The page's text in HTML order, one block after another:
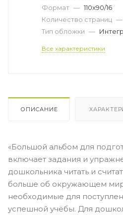
Формат — 110x90/16
Количество страниц —
Тип обложки —
Все характеристики
ОПИСАНИЕ
«Большой альбом для
включает задания и
дошкольника читать и
больше об окружающем
необходимые для
успешной учёбы. Для